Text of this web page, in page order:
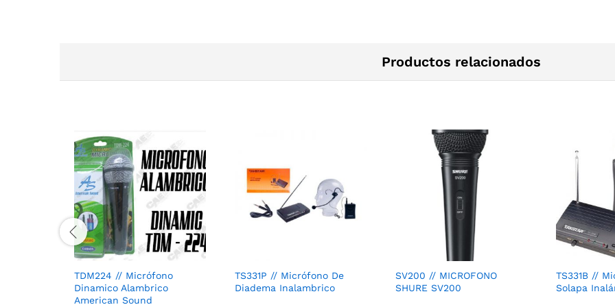
Productos relacionados
TDM224 // Micrófono
Dinamico Alambrico
American Sound
TS331P // Micrófono De
Diadema Inalambrico
SV200 // MICROFONO
SHURE SV200
TS331B //
Solapa